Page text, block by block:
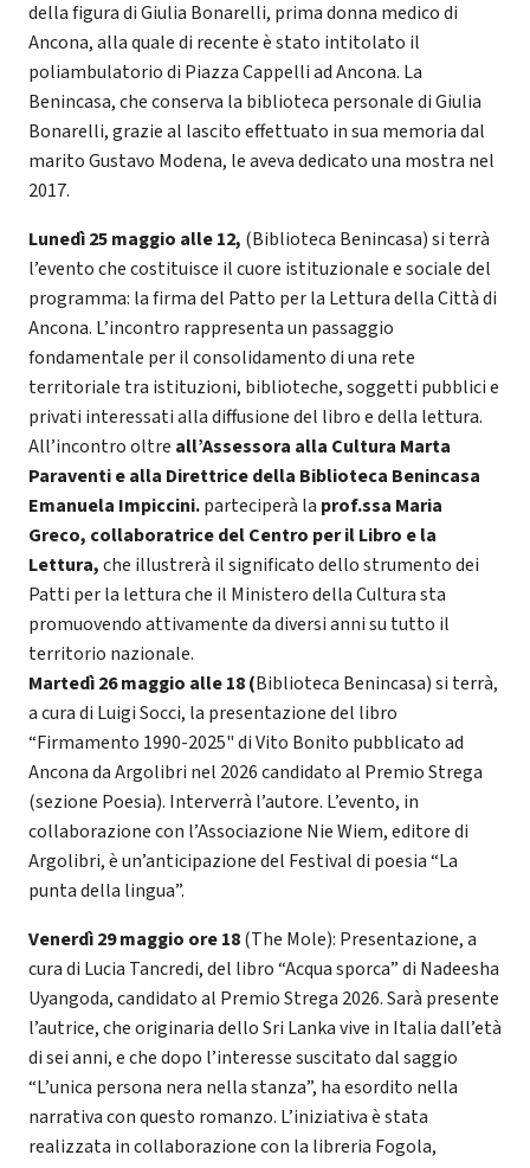
della figura di Giulia Bonarelli, prima donna medico di
Ancona, alla quale di recente è stato intitolato il
poliambulatorio di Piazza Cappelli ad Ancona. La
Benincasa, che conserva la biblioteca personale di Giulia
Bonarelli, grazie al lascito effettuato in sua memoria dal
marito Gustavo Modena, le aveva dedicato una mostra nel
2017.
Lunedì 25 maggio alle 12, (Biblioteca Benincasa) si terrà
l’evento che costituisce il cuore istituzionale e sociale del
programma: la firma del Patto per la Lettura della Città di
Ancona. L’incontro rappresenta un passaggio
fondamentale per il consolidamento di una rete
territoriale tra istituzioni, biblioteche, soggetti pubblici e
privati interessati alla diffusione del libro e della lettura.
All’incontro oltre all’Assessora alla Cultura Marta
Paraventi e alla Direttrice della Biblioteca Benincasa
Emanuela Impiccini.parteciperà la prof.ssa Maria
Greco, collaboratrice del Centro per il Libro e la
Lettura,che illustrerà il significato dello strumento dei
Patti per la lettura che il Ministero della Cultura sta
promuovendo attivamente da diversi anni su tutto il
territorio nazionale.
Martedì 26 maggio alle 18 (Biblioteca Benincasa) si terrà,
a cura di Luigi Socci, la presentazione del libro
“Firmamento 1990-2025" di Vito Bonito pubblicato ad
Ancona da Argolibri nel 2026 candidato al Premio Strega
(sezione Poesia). Interverrà l’autore. L’evento, in
collaborazione con l’Associazione Nie Wiem, editore di
Argolibri, è un’anticipazione del Festival di poesia “La
punta della lingua”.
Venerdì 29 maggio ore 18(The Mole): Presentazione, a
cura di Lucia Tancredi, del libro “Acqua sporca” di Nadeesha
Uyangoda, candidato al Premio Strega 2026. Sarà presente
l’autrice, che originaria dello Sri Lanka vive in Italia dall’età
di sei anni, e che dopo l’interesse suscitato dal saggio
“L’unica persona nera nella stanza”, ha esordito nella
narrativa con questo romanzo. L’iniziativa è stata
realizzata in collaborazione con la libreria Fogola,